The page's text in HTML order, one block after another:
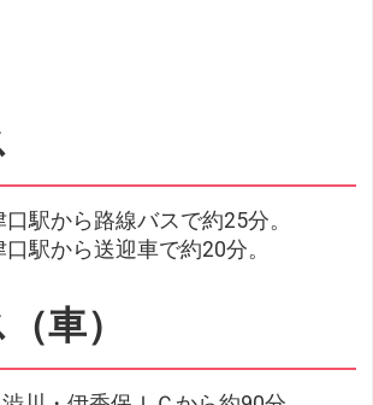
口駅から路線バスで約25分。
口駅から送迎車で約20分。
車）